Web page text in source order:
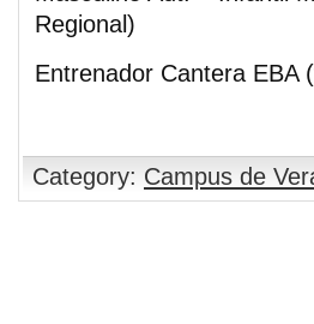
Regional)
Entrenador Cantera EBA
Category: Campus de